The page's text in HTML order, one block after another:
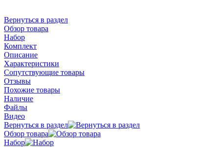
Вернуться в раздел
Обзор товара
Набор
Комплект
Описание
Характеристики
Сопутствующие товары
Отзывы
Похожие товары
Наличие
Файлы
Видео
Вернуться в раздел
Обзор товара
Набор